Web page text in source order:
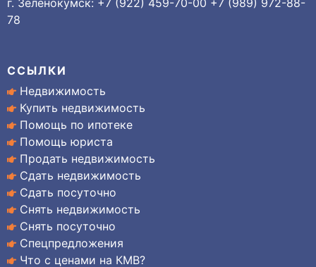
г. Зеленокумск: +7 (922) 459-70-00 +7 (989) 972-88-
78
ССЫЛКИ
Недвижимость
Купить недвижимость
Помощь по ипотеке
Помощь юриста
Продать недвижимость
Сдать недвижимость
Сдать посуточно
Снять недвижимость
Снять посуточно
Спецпредложения
Что с ценами на КМВ?